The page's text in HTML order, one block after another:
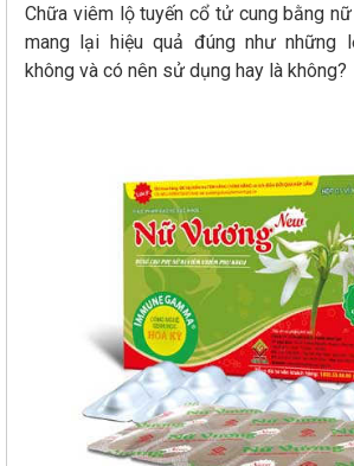
Chữa viêm lộ tuyến cổ tử cung bằng
mang lại hiệu quả đúng như những
không và có nên sử dụng hay là không?